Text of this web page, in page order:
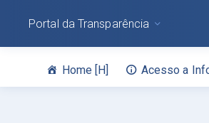
Home [H] Acesso a
Portal da Transparência